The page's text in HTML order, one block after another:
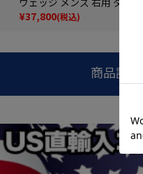
ミックゴールド 2026年モデ
ル ゴルフクラブ USA直輸入
¥37,800(税込)
商品説明